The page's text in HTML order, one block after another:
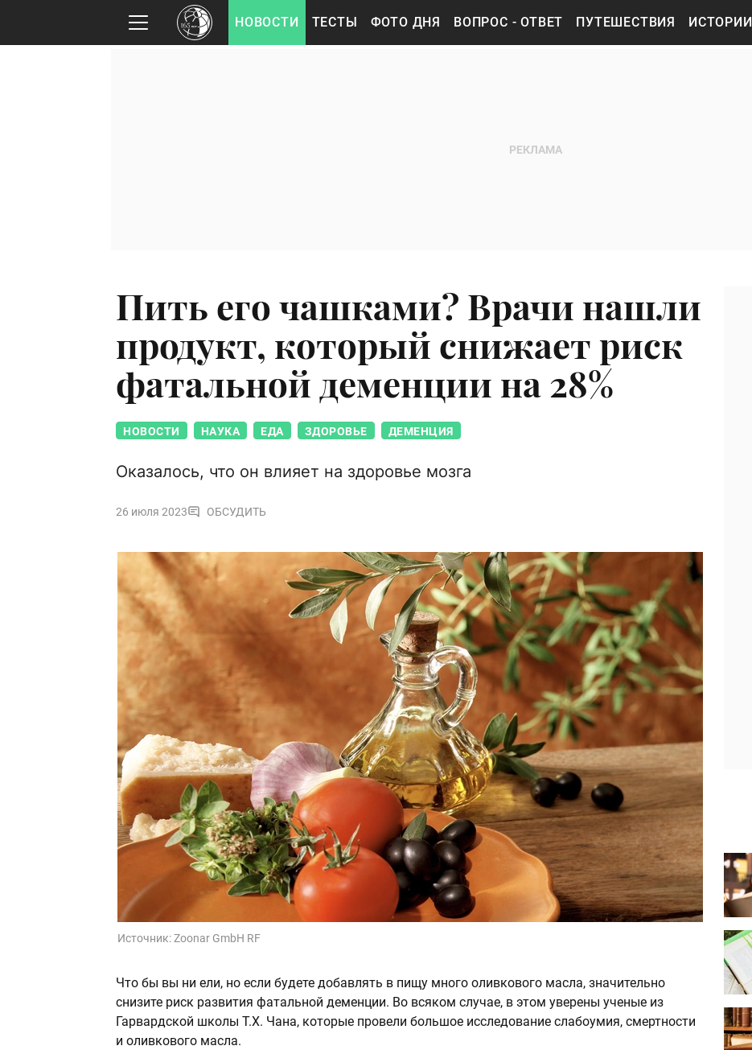
НОВОСТИ ТЕСТЫ ФОТО ДНЯ ВОПРОС - ОТВЕТ ПУТЕШЕСТВИЯ ИСТОРИИ
Пить его чашками? Врачи нашли
продукт, который снижает риск
фатальной деменции на 28%
НОВОСТИ НАУКА ЕДА ЗДОРОВЬЕ ДЕМЕНЦИЯ
Оказалось, что он влияет на здоровье мозга
26 июля 2023 ОБСУДИТЬ
Источник:Zoonar GmbH RF
Что бы вы ни ели, но если будете добавлять в пищу много оливкового масла, значительно
снизите риск развития фатальной деменции. Во всяком случае, в этом уверены ученые из
Гарвардской школы Т.Х. Чана, которые провели большое исследование слабоумия, смертности
и оливкового масла.